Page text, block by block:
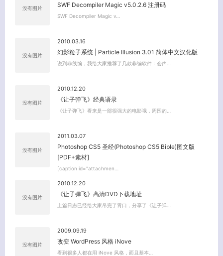
没有图片 SWF Decompiler Magic v5.0.2.6 注册码
SWF Decompiler Magic v…
没有图片
2010.03.16
幻影粒子系统 | Particle Illusion 3.01 简体中文汉化版
说到非线编，我给大家推荐了几款非编软件：会声…
没有图片
2010.12.20
《让子弹飞》经典语录
《让子弹飞》看来是一部很强大的电影哦，周围的…
没有图片
2011.03.07
Photoshop CS5 圣经(Photoshop CS5 Bible)图文版
[PDF+素材]
[caption id="attachmen…
没有图片
2010.12.20
《让子弹飞》高清DVD下载地址
上篇日志已经给大家吊完了胃口，分享了《让子弹…
没有图片
2009.09.19
改变 WordPress 风格 iNove
看到很多人都在用 iNove 风格，而且基本…